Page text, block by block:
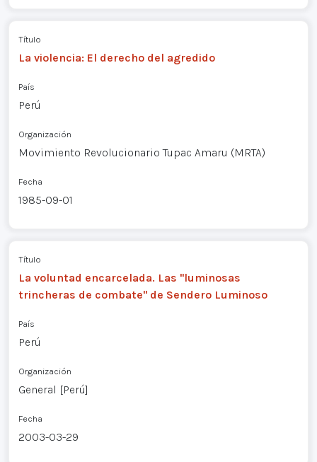
Título
La violencia: El derecho del agredido
País
Perú
Organización
Movimiento Revolucionario Tupac Amaru (MRTA)
Fecha
1985-09-01
Título
La voluntad encarcelada. Las "luminosas
trincheras de combate" de Sendero Luminoso
País
Perú
Organización
General [Perú]
Fecha
2003-03-29